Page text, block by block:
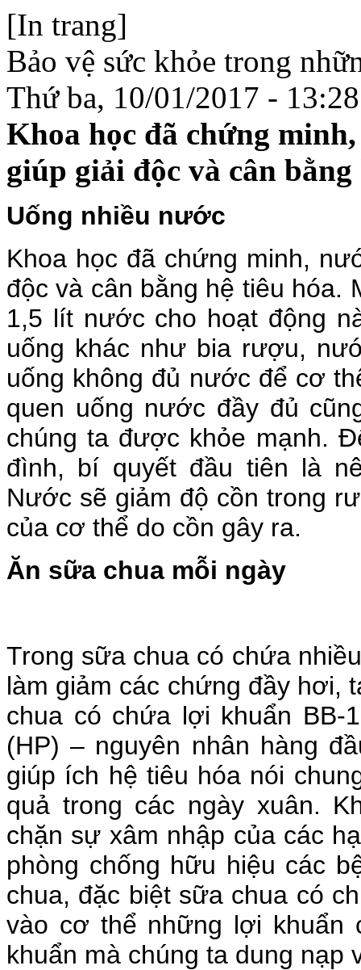
[In trang]
Bảo vệ sức khỏe trong
Thứ ba, 10/01/2017 - 13:28
Khoa học đã chứng
giúp giải độc và cân bằng
Uống nhiều nước
Khoa học đã chứng minh,
độc và cân bằng hệ tiêu hóa.
1,5 lít nước cho hoạt động
uống khác như bia rượu,
uống không đủ nước để cơ
quen uống nước đầy đủ
chúng ta được khỏe mạnh.
đình, bí quyết đầu tiên là
Nước sẽ giảm độ cồn trong
của cơ thể do cồn gây ra.
Ăn sữa chua mỗi ngày
Trong sữa chua có chứa
làm giảm các chứng đầy hơi,
chua có chứa lợi khuẩn BB-
(HP) – nguyên nhân hàng
giúp ích hệ tiêu hóa nói
quả trong các ngày xuân.
chặn sự xâm nhập của các
phòng chống hữu hiệu các
chua, đặc biệt sữa chua có
vào cơ thể những lợi khuẩn
khuẩn mà chúng ta dung nạp